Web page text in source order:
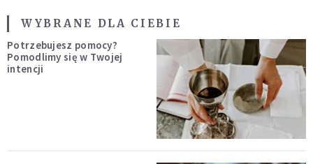
WYBRANE DLA CIEBIE
Potrzebujesz pomocy?
Pomodlimy się w Twojej
intencji